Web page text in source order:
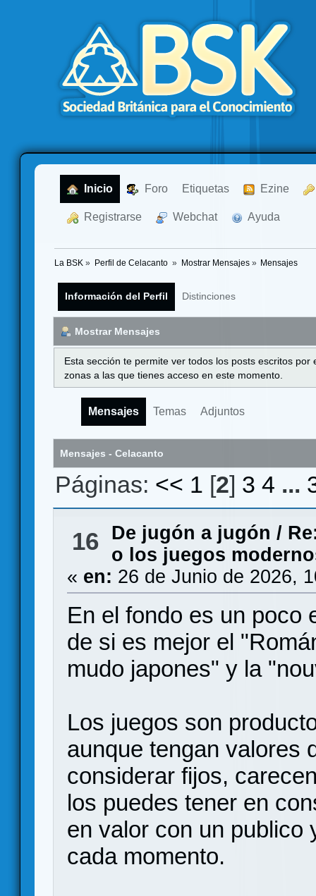
Inicio Foro Etiquetas Ezine
Registrarse Webchat Ayuda
La BSK » Perfil de Celacanto » Mostrar Mensajes» Mensajes
Información del Perfil Distinciones
Mostrar Mensajes
Esta sección te permite ver todos los posts escritos
zonas a las que tienes acceso en este momento.
Mensajes Temas Adjuntos
Mensajes - Celacanto
Páginas: << 1 [2] 3 4 ...
16 De jugón a jugón /
o los juegos
« en: 26 de Junio de 2026,
En el fondo es un poco
de si es mejor el
mudo japones" y la
Los juegos son
aunque tengan valores
considerar fijos,
los puedes tener en
en valor con un publico
cada momento.